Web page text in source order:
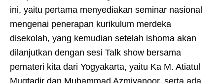
ini, yaitu pertama menyediakan seminar nasional
mengenai penerapan kurikulum merdeka
disekolah, yang kemudian setelah ishoma akan
dilanjutkan dengan sesi Talk show bersama
pemateri kita dari Yogyakarta, yaitu Ka M. Atiatul
Muqtadir dan Muhammad Azmiyanoor, serta ada